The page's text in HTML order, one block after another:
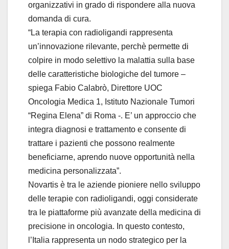
organizzativi in grado di rispondere alla nuova
domanda di cura.
“La terapia con radioligandi rappresenta
un’innovazione rilevante, perchè permette di
colpire in modo selettivo la malattia sulla base
delle caratteristiche biologiche del tumore –
spiega Fabio Calabrò, Direttore UOC
Oncologia Medica 1, Istituto Nazionale Tumori
“Regina Elena” di Roma -. E’ un approccio che
integra diagnosi e trattamento e consente di
trattare i pazienti che possono realmente
beneficiarne, aprendo nuove opportunità nella
medicina personalizzata”.
Novartis è tra le aziende pioniere nello sviluppo
delle terapie con radioligandi, oggi considerate
tra le piattaforme più avanzate della medicina di
precisione in oncologia. In questo contesto,
l’Italia rappresenta un nodo strategico per la